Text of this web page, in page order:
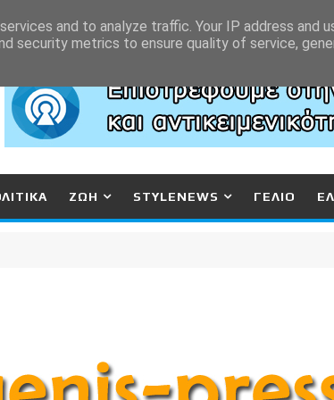
ΖΩΗ STYLENEWS ΓΕΛΙΟ
and to analyze traffic. Your IP address and
security metrics to ensure quality of service,